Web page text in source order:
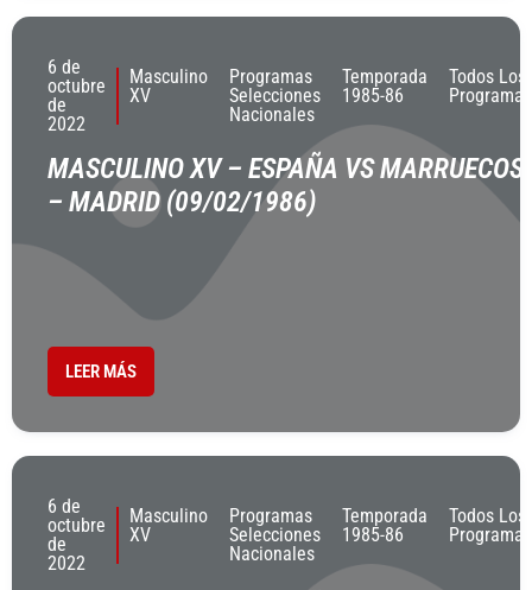
6 de
octubre
de
2022
Masculino
XV
Programas
Selecciones
Nacionales
Temporada
1985-86
Todos Los
Programas
MASCULINO XV – ESPAÑA VS MARRUECOS
– MADRID (09/02/1986)
LEER MÁS
6 de
octubre
de
2022
Masculino
XV
Programas
Selecciones
Nacionales
Temporada
1985-86
Todos Los
Programas